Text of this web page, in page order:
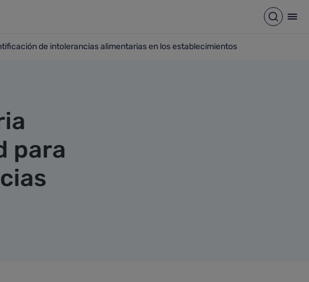
Abrir
la identificación de intolerancias alimentarias en los
de intolerancias alimentarias en los establecimientos
para